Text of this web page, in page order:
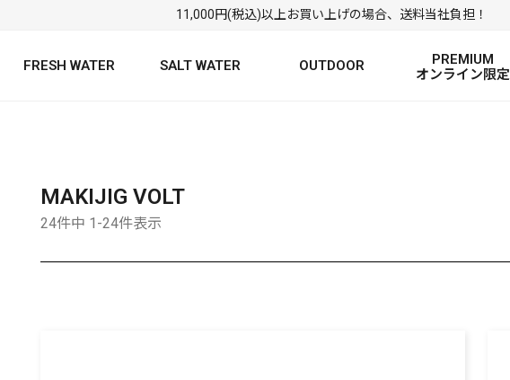
11,000円(税込)以上お買い上げの場合、送料当社負担！
FRESH WATER SALT WATER OUTDOOR
PREMIUM
オンライン限定
MAKIJIG VOLT
24件中 1-24件表示